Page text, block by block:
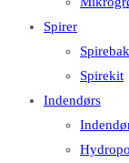
Spirer
Spirekit
Indendørs